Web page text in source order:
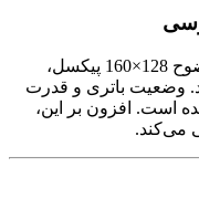
با وضوح 128×160 پیکسل،
وضعیت باتری و قدرت
است. افزون بر این،
می‌کند.